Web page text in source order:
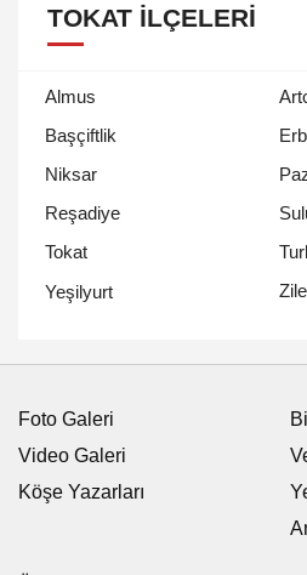
TOKAT İLÇELERI
Almus
Başçiftlik
Niksar
Reşadiye
Tokat
Yeşilyurt
Zile
Foto Galeri
Video Galeri
Köşe Yazarları